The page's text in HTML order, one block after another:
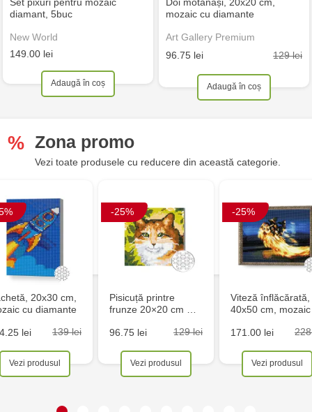
diamant, 5buc
New World
149.00 lei
Adaugă în coș
mozaic cu diamante
Art Gallery Premium
96.75 lei
129 lei
Adaugă în coș
% Zona promo
Vezi toate produsele cu reducere din această categorie.
20x30 cm,
cu diamante
lei 139 lei
Vezi produsul
-25%
Pisicuță printre
frunze 20×20 cm …
96.75 lei 129 lei
Vezi produsul
-25%
Viteză înflăcărată,
40x50 cm,
171.00 lei
Vezi produsul